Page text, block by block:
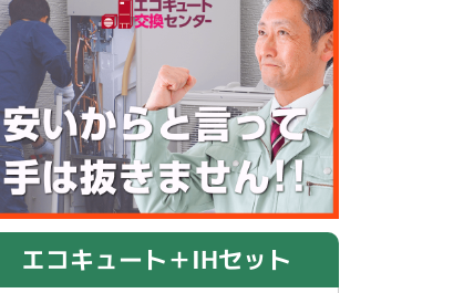
エコキュート＋IHセット